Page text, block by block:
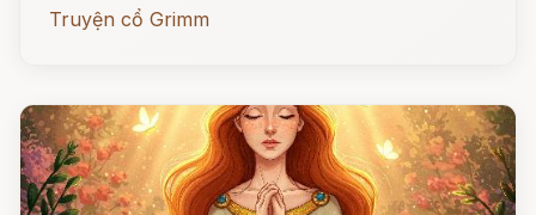
Truyện cổ Grimm